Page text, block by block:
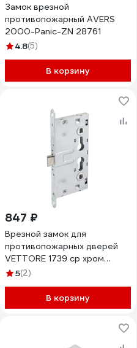
Замок врезной
противопожарный AVERS
2000-Panic-ZN 28761
4.8(5)
В корзину
847 ₽
Врезной замок для
противопожарных дверей
VETTORE 1739 cp хром
20541
5(2)
В корзину